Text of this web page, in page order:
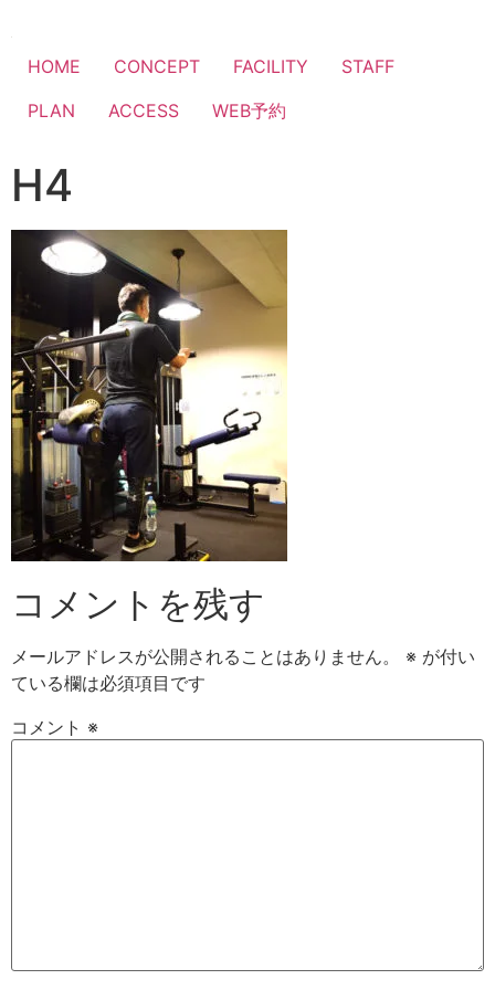
HOME CONCEPT FACILITY
STAFF
PLAN
ACCESS WEB予約
H4
コメントを残す
メールアドレスが公開されることはありません。 ※ が付い
ている欄は必須項目です
コメント ※